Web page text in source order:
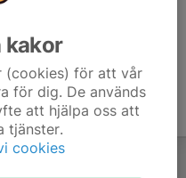
kakor
(cookies) för att vår
för dig. De används
att hjälpa oss att
tjänster.
cookies